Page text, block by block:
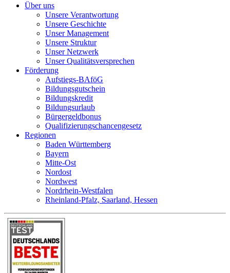
Über uns
Unsere Verantwortung
Unsere Geschichte
Unser Management
Unsere Struktur
Unser Netzwerk
Unser Qualitätsversprechen
Förderung
Aufstiegs-BAföG
Bildungsgutschein
Bildungskredit
Bildungsurlaub
Bürgergeldbonus
Qualifizierungschancengesetz
Regionen
Baden Württemberg
Bayern
Mitte-Ost
Nordost
Nordwest
Nordrhein-Westfalen
Rheinland-Pfalz, Saarland, Hessen